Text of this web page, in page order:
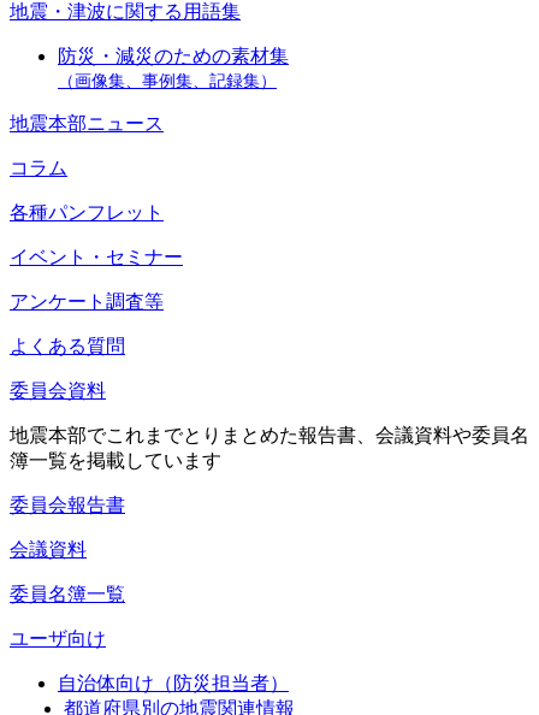
地震・津波に関する用語集
防災・減災のための素材集
（画像集、事例集、記録集）
地震本部ニュース
コラム
各種パンフレット
イベント・セミナー
アンケート調査等
よくある質問
委員会資料
地震本部でこれまでとりまとめた報告書、会議資料や委員名
簿一覧を掲載しています
委員会報告書
会議資料
委員名簿一覧
ユーザ向け
自治体向け（防災担当者）
都道府県別の地震関連情報